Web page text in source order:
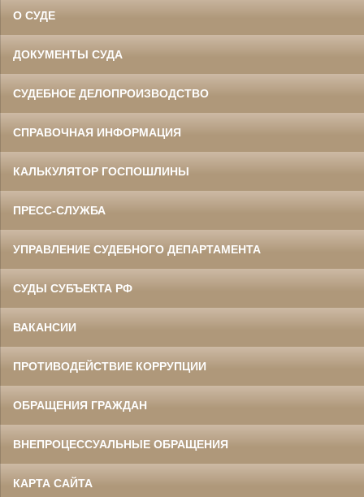
О СУДЕ
ДОКУМЕНТЫ СУДА
СУДЕБНОЕ ДЕЛОПРОИЗВОДСТВО
СПРАВОЧНАЯ ИНФОРМАЦИЯ
КАЛЬКУЛЯТОР ГОСПОШЛИНЫ
ПРЕСС-СЛУЖБА
УПРАВЛЕНИЕ СУДЕБНОГО ДЕПАРТАМЕНТА
СУДЫ СУБЪЕКТА РФ
ВАКАНСИИ
ПРОТИВОДЕЙСТВИЕ КОРРУПЦИИ
ОБРАЩЕНИЯ ГРАЖДАН
ВНЕПРОЦЕССУАЛЬНЫЕ ОБРАЩЕНИЯ
КАРТА САЙТА